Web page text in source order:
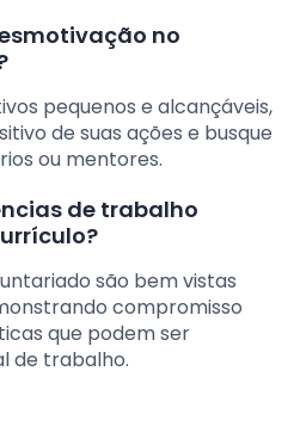
no
pequenos e alcançáveis,
de suas ações e busque
ou mentores.
de trabalho
são bem vistas
compromisso
que podem ser
de trabalho.